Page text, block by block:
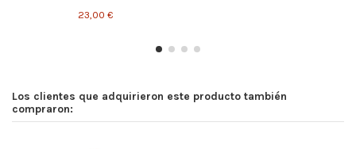
23,00 €
Los clientes que adquirieron este producto también
compraron: